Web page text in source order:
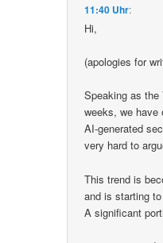
11:40 Uhr:
Hi,
(apologies for
Speaking as
weeks, we have
AI-generated
very hard to
This trend is
and is starting
A significant